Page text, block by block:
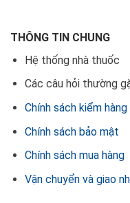
THÔNG TIN CHUNG
Hệ thống nhà thuốc
Các câu hỏi thường
Chính sách kiểm hàng
Chính sách bảo mật
Chính sách mua hàng
Vận chuyển và giao